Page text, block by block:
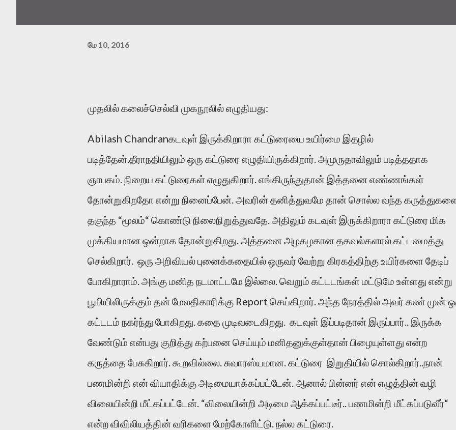
மே 10, 2016
முதலில் கலைச்செல்வி முகநூலில் எழுதியது:
Abilash Chandranகடவுள் இருக்கிறாரா கட்டுரையை உயிர்மை இதழில்
படித்தேன்.தீராநதியிலும் ஒரு கட்டுரை எழுதியிருக்கிறார். அமுருதாவிலும் படித்ததாக
ஞாபகம். நிறைய கட்டுரைகள் எழுதுகிறார். எங்கிருந்துதான் இத்தனை எண்ணங்கள்
தோன்றுகிறதோ என்று நினைப்பேன். அவரின் தனித்துவமே தான் சொல்ல வந்த
தகுந்த “மூலம்“ கொண்டு நிலைநிறுத்துவதே. அதிலும் கடவுள் இருக்கிறாரா கட்டுரை மிக
முக்கியமான ஒன்றாக தோன்றுகிறது. அத்தனை அழகழகான தகவல்களால் கட்டமைத்து
செல்கிறார். ஒரு அறிவியல் புனைக்கதையில் ஒருவர் வேற்று கிரகத்திற்கு உயிர்களை தேடிப்
போகிறாராம். அங்கு மனித நடமாட்டமே இல்லை. வெறும் கட்டடங்கள் மட்டுமே உள்ளது என்று
பூமியிலிருக்கும் தன் மேலதிகாரிக்கு Report செய்கிறார். அந்த நேரத்தில் அவர் கண் முன்
கட்டடம் நகர்ந்து போகிறது. கதை முடிவடைகிறது. கடவுள் இப்படிதான் இருப்பார்.. இருக்க
வேண்டும் என்பது குறித்து கற்பனை செய்யும் மனிதனுக்குள்தான் பிழையுள்ளது என்ற
கருத்தை பேசுகிறார். கூறவில்லை. சுவாரஸ்யமான. கட்டுரை இறுதியில் சொல்கிறார்..நான்
பணமின்றி என் வியாதிக்கு அடிமையாக்கப்பட்டேன். ஆனால் பின்னர் என் எழுத்தின் வழி
விலையின்றி மீட்கப்பட்டேன். “விலையின்றி அடிமை ஆக்கப்பட்டீர்.. பணமின்றி மீட்கப்படுவீர்“
என்ற விவிலியத்தின் வரிகளை மேற்கோளிட்டு. நல்ல கட்டுரை.